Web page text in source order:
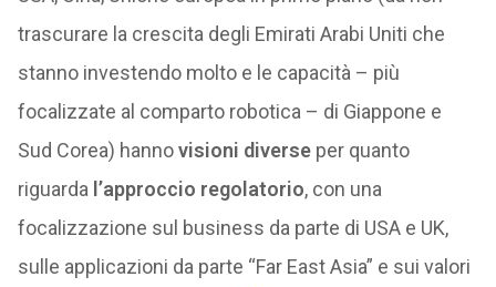
trascurare la crescita degli Emirati Arabi Uniti che
stanno investendo molto e le capacità – più
focalizzate al comparto robotica – di Giappone e
Sud Corea) hannovisioni diverseper quanto
riguarda l’approccio regolatorio, con una
focalizzazione sul business da parte di USA e UK,
sulle applicazioni da parte “Far East Asia” e sui valori